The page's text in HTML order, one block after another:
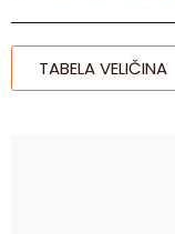
TABELA VELIČINA